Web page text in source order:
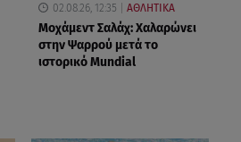
02.08.26, 12:35 ΑΘΛΗΤΙΚΑ
Μοχάμεντ Σαλάχ: Χαλαρώνει
στην Ψαρρού μετά το
ιστορικό Mundial